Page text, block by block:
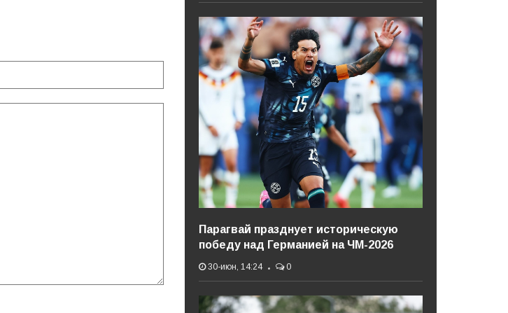
Парагвай празднует историческую
победу над Германией на ЧМ-2026
30-июн, 14:24 0